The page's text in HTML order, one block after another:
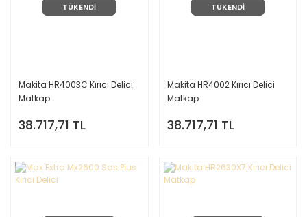
TÜKENDİ
Makita HR4003C Kırıcı Delici
Matkap
38.717,71 TL
TÜKENDİ
Makita HR4002 Kırıcı Delici
Matkap
38.717,71 TL